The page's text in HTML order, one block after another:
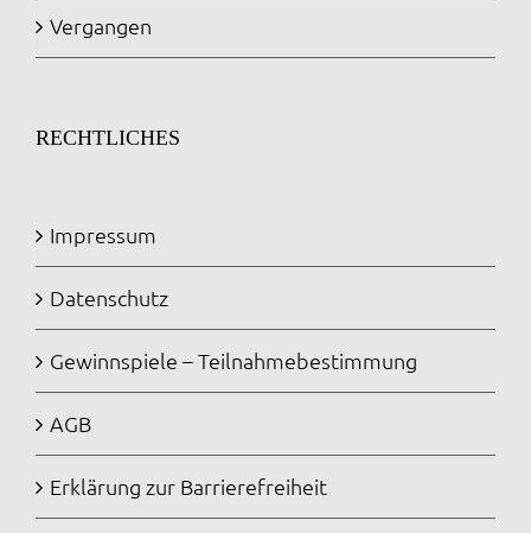
Vergangen
RECHTLICHES
Impressum
Datenschutz
Gewinnspiele – Teilnahmebestimmung
AGB
Erklärung zur Barrierefreiheit